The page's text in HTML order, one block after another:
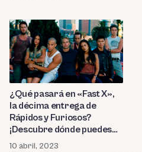
¿Qué pasará en «Fast X»,
la décima entrega de
Rápidos y Furiosos?
¡Descubre dónde puedes
ver la saga de carreras
10 abril, 2023